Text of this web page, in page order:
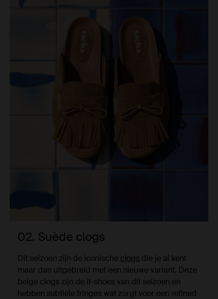
02. Suède clogs
Dit seizoen zijn de iconische clogs die je al kent
maar dan uitgebreid met een nieuwe variant. Deze
beige clogs zijn de it-shoes van dit seizoen en
hebben subtiele fringes wat zorgt voor een refined